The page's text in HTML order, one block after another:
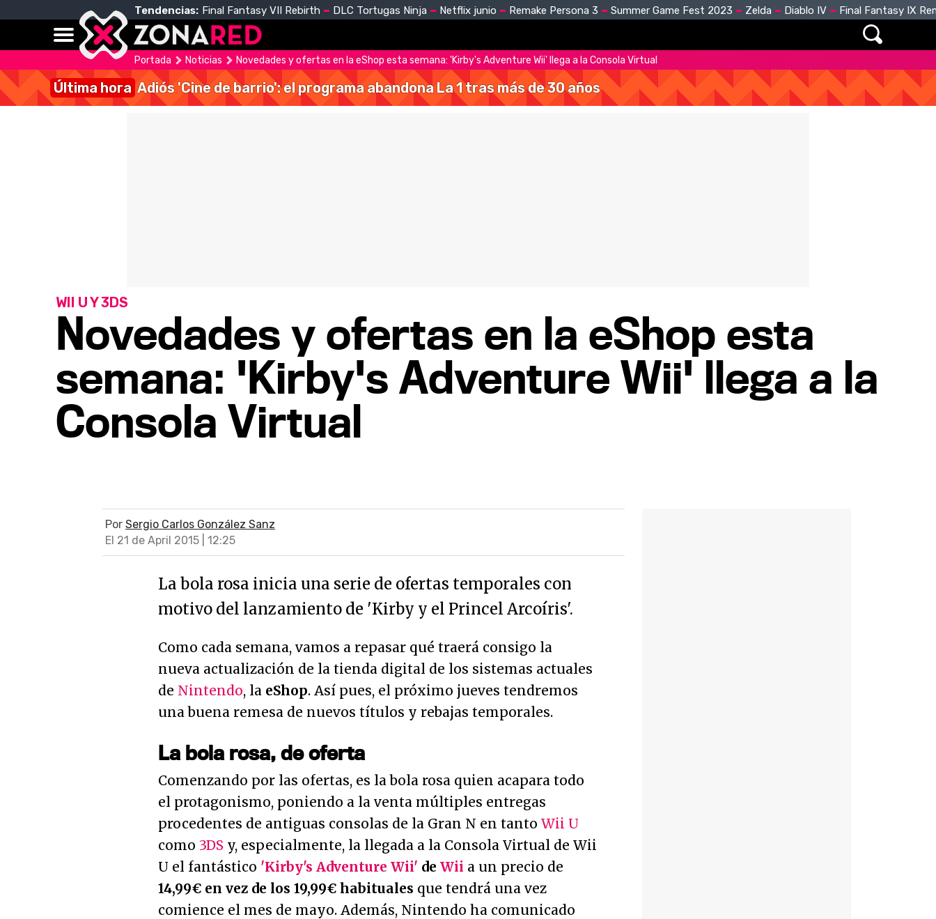
Tendencias: Final Fantasy VII Rebirth DLC Tortugas Ninja Netflix junio Remake Persona 3 Summer Game Fest 2023 Zelda Diablo IV Final Fantasy IX
Portada Noticias Novedades y ofertas en la eShop esta semana: 'Kirby's Adventure Wii' llega a la Consola Virtual
Última hora Adiós 'Cine de barrio': el programa abandona La 1 tras más de 30 años
Novedades y ofertas en la eShop esta
semana: 'Kirby's Adventure Wii' llega a la
Consola Virtual
WII U Y 3DS
Por Sergio Carlos González Sanz
El 21 de April 2015 | 12:25
La bola rosa inicia una serie de ofertas temporales con
motivo del lanzamiento de 'Kirby y el Princel Arcoíris'.
Como cada semana, vamos a repasar qué traerá consigo la
nueva actualización de la tienda digital de los sistemas actuales
de Nintendo, la eShop. Así pues, el próximo jueves tendremos
una buena remesa de nuevos títulos y rebajas temporales.
La bola rosa, de oferta
Comenzando por las ofertas, es la bola rosa quien acapara todo
el protagonismo, poniendo a la venta múltiples entregas
procedentes de antiguas consolas de la Gran N en tanto Wii U
como 3DS y, especialmente, la llegada a la Consola Virtual de Wii
U el fantástico 'Kirby's Adventure Wii' de Wii a un precio de
14,99€ en vez de los 19,99€ habituales que tendrá una vez
comience el mes de mayo. Además, Nintendo ha comunicado